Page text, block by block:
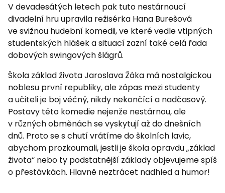
V devadesátých letech pak tuto nestárnoucí
divadelní hru upravila režisérka Hana Burešová
ve svižnou hudební komedii, ve které vedle vtipných
studentských hlášek a situací zazní také celá řada
dobových swingových šlágrů.
Škola základ života Jaroslava Žáka má nostalgickou
noblesu první republiky, ale zápas mezi studenty
a učiteli je boj věčný, nikdy nekončící a nadčasový.
Postavy této komedie nejenže nestárnou, ale
v různých obměnách se vyskytují až do dnešních
dnů. Proto se s chutí vrátíme do školních lavic,
abychom prozkoumali, jestli je škola opravdu „základ
života“ nebo ty podstatnější základy objevujeme spíš
o přestávkách. Hlavně neztrácet nadhled a humor!